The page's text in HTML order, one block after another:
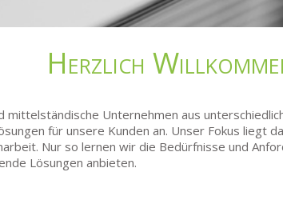
Herzlich
Unternehmen aus
für unsere Kunden an. Unser Fokus liegt
Nur so lernen wir die Bedürfnisse und
Lösungen anbieten.